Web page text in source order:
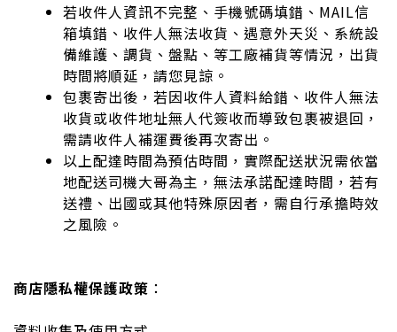
若收件人資訊不完整、手機號碼填錯、MAIL信
箱填錯、收件人無法收貨、遇意外天災、系統設
備維護、調貨、盤點、等工廠補貨等情況，出貨
時間將順延，請您見諒。
包裹寄出後，若因收件人資料給錯、收件人無法
收貨或收件地址無人代簽收而導致包裹被退回，
需請收件人補運費後再次寄出。
以上配達時間為預估時間，實際配送狀況需依當
地配送司機大哥為主，無法承諾配達時間，若有
送禮、出國或其他特殊原因者，需自行承擔時效
之風險。
商店隱私權保護政策 ：